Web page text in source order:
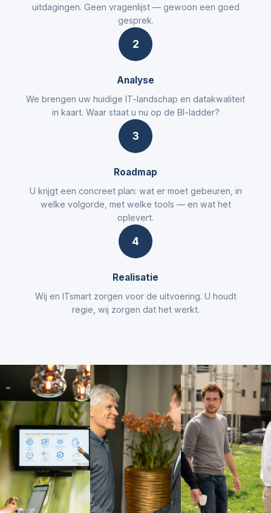
uitdagingen. Geen vragenlijst — gewoon een goed
gesprek.
2
Analyse
We brengen uw huidige IT-landschap en datakwaliteit
in kaart. Waar staat u nu op de BI-ladder?
3
Roadmap
U krijgt een concreet plan: wat er moet gebeuren, in
welke volgorde, met welke tools — en wat het
oplevert.
4
Realisatie
Wij en ITsmart zorgen voor de uitvoering. U houdt
regie, wij zorgen dat het werkt.